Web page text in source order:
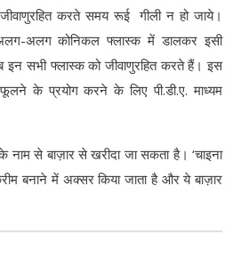
करते समय रूई गीली न हो जाये।
अलग-अलग कोनिकल फ्लास्क में डालकर इसी
सभी फ्लास्क को जीवाणुरहित करते हैं। इस
के प्रयोग करने के लिए पी.डी.ए. माध्यम
नाम से बाज़ार से खरीदा जा सकता है। ‘चाइना
बनाने में अक्सर किया जाता है और ये बाज़ार